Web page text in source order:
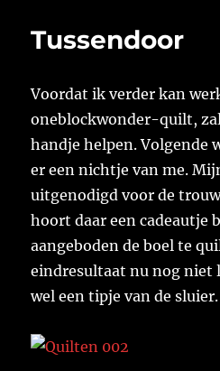
Tussendoor
Voordat ik verder kan
oneblockwonder-quilt,
handje helpen. Volgende
er een nichtje van me.
uitgenodigd voor de
hoort daar een cadeautje
aangeboden de boel te
eindresultaat nu nog niet
wel een tipje van de sluier.